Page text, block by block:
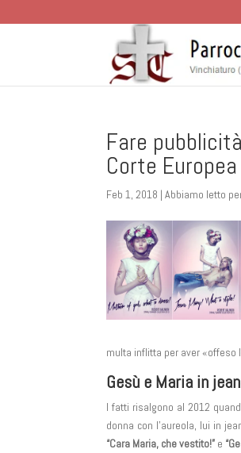
Fare
Corte
Feb 1, 2018 |Abbiamo letto
multa inflitta per aver «offeso
Gesù e Maria in
I fatti risalgono al 2012
donna con l’aureola, lui in
“Cara Maria, che vestito!” e